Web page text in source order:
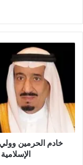
خادم الحرمين وولي